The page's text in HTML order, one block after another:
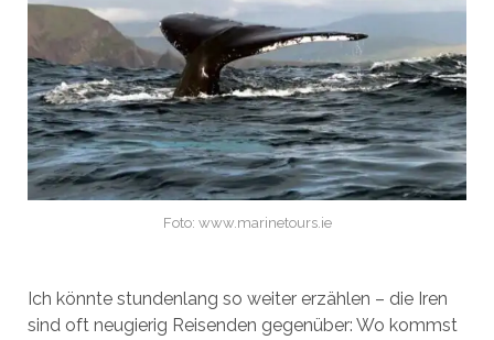
Foto: www.marinetours.ie
Ich könnte stundenlang so weiter erzählen – die Iren
sind oft neugierig Reisenden gegenüber: Wo kommst